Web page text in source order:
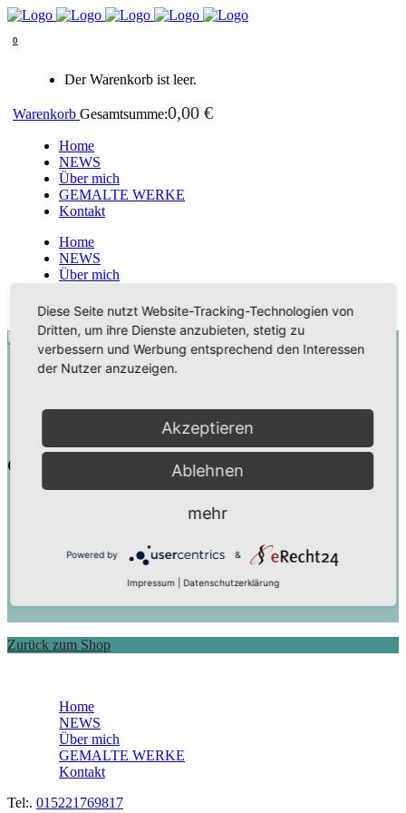
0
Der Warenkorb ist leer.
Warenkorb Gesamtsumme:0,00 €
Home
NEWS
Über mich
GEMALTE WERKE
Kontakt
Home
NEWS
Über mich
Kontakt
Cart
Zurück zum Shop
Home
NEWS
Über mich
GEMALTE WERKE
Kontakt
Tel:. 015221769817
Diese Seite nutzt Website-Tracking-Technologien von
Dritten, um ihre Dienste anzubieten, stetig zu
verbessern und Werbung entsprechend den Interessen
der Nutzer anzuzeigen.
Akzeptieren
Ablehnen
mehr
Powered by &
Impressum Datenschutzerklärung